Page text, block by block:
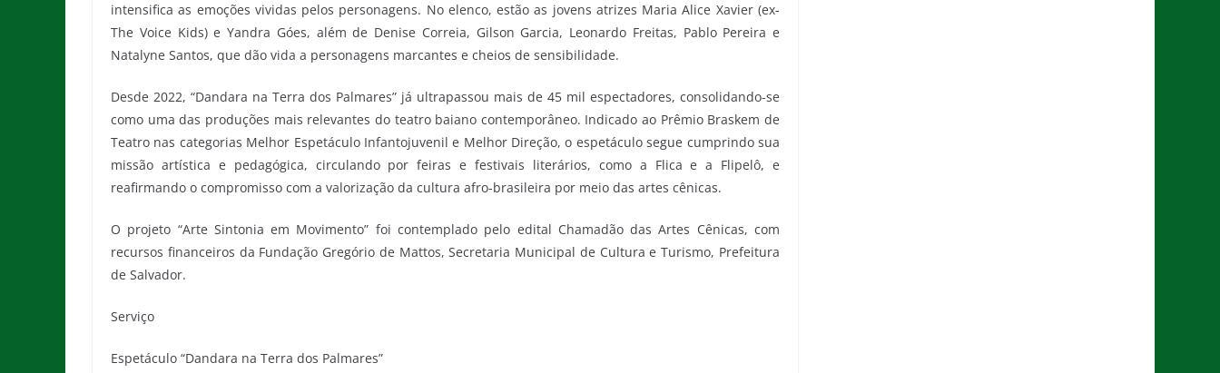
intensifica as emoções vividas pelos personagens. No elenco, estão as jovens atrizes Maria Alice Xavier (ex-
The Voice Kids) e Yandra Góes, além de Denise Correia, Gilson Garcia, Leonardo Freitas, Pablo Pereira e
Natalyne Santos, que dão vida a personagens marcantes e cheios de sensibilidade.
Desde 2022, “Dandara na Terra dos Palmares” já ultrapassou mais de 45 mil espectadores, consolidando-se
como uma das produções mais relevantes do teatro baiano contemporâneo. Indicado ao Prêmio Braskem de
Teatro nas categorias Melhor Espetáculo Infantojuvenil e Melhor Direção, o espetáculo segue cumprindo sua
missão artística e pedagógica, circulando por feiras e festivais literários, como a Flica e a Flipelô, e
reafirmando o compromisso com a valorização da cultura afro-brasileira por meio das artes cênicas.
O projeto “Arte Sintonia em Movimento” foi contemplado pelo edital Chamadão das Artes Cênicas, com
recursos financeiros da Fundação Gregório de Mattos, Secretaria Municipal de Cultura e Turismo, Prefeitura
de Salvador.
Serviço
Espetáculo “Dandara na Terra dos Palmares”